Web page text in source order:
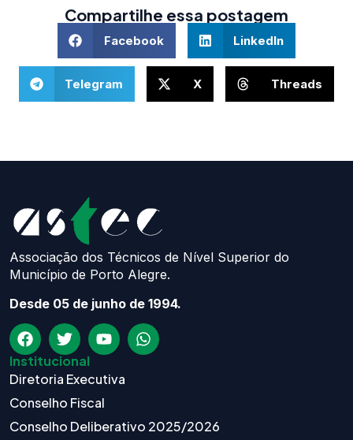
Compartilhe essa postagem
Facebook LinkedIn
Telegram X Threads
Associação dos Técnicos de Nível Superior do
Município de Porto Alegre.
Desde 05 de junho de 1994.
Institucional
Diretoria Executiva
Conselho Fiscal
Conselho Deliberativo 2025/2026